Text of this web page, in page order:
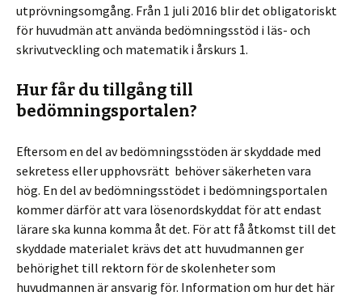
utprövningsomgång. Från 1 juli 2016 blir det obligatoriskt
för huvudmän att använda bedömningsstöd i läs- och
skrivutveckling och matematik i årskurs 1.
Hur får du tillgång till
bedömningsportalen?
Eftersom en del av bedömningsstöden är skyddade med
sekretess eller upphovsrätt behöver säkerheten vara
hög. En del av bedömningsstödet i bedömningsportalen
kommer därför att vara lösenordskyddat för att endast
lärare ska kunna komma åt det. För att få åtkomst till det
skyddade materialet krävs det att huvudmannen ger
behörighet till rektorn för de skolenheter som
huvudmannen är ansvarig för. Information om hur det här